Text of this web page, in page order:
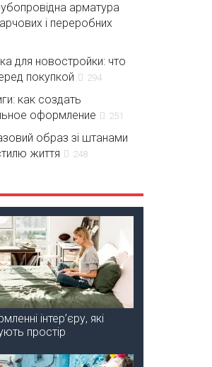
арматура
і переробних
для новостройки: что
покупкой
294
как создать
оформление
251
образ зі штанами
життя
248
інтер’єру, які
простір